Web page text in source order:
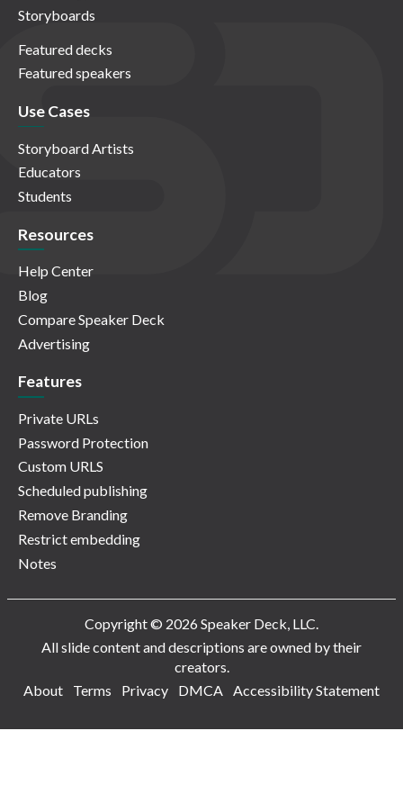
Storyboards
Featured decks
Featured speakers
Use Cases
Storyboard Artists
Educators
Students
Resources
Help Center
Blog
Compare Speaker Deck
Advertising
Features
Private URLs
Password Protection
Custom URLS
Scheduled publishing
Remove Branding
Restrict embedding
Notes
Copyright © 2026 Speaker Deck, LLC.
All slide content and descriptions are owned by their
creators.
About
Terms Privacy DMCA Accessibility Statement